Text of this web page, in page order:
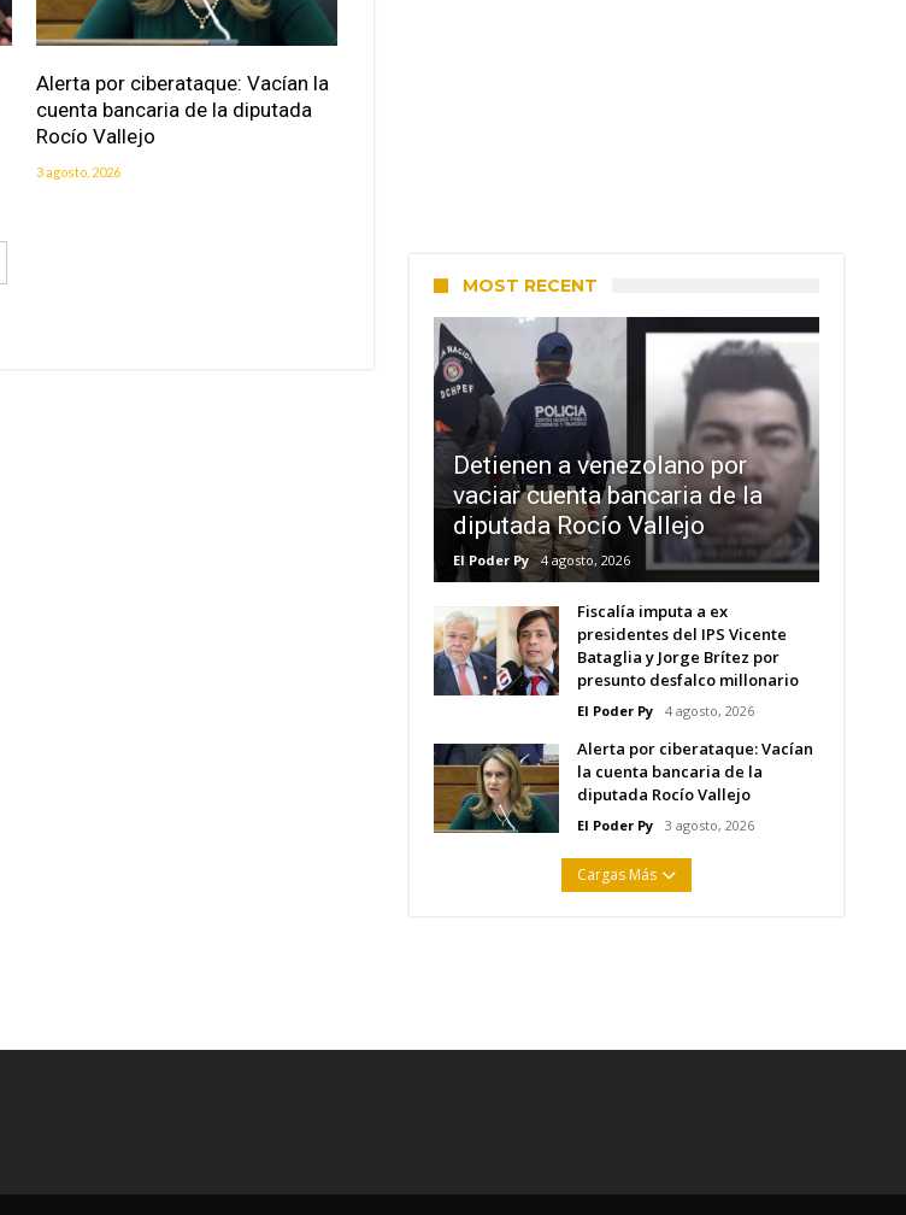
Alerta por ciberataque: Vacían la
cuenta bancaria de la diputada
Rocío Vallejo
3 agosto, 2026
MOST RECENT
Detienen a venezolano por
vaciar cuenta bancaria de la
diputada Rocío Vallejo
El Poder Py 4 agosto, 2026
Fiscalía imputa a ex
presidentes del IPS Vicente
Bataglia y Jorge Brítez por
presunto desfalco millonario
El Poder Py 4 agosto, 2026
Alerta por ciberataque: Vacían
la cuenta bancaria de la
diputada Rocío Vallejo
El Poder Py 3 agosto, 2026
Cargas Más